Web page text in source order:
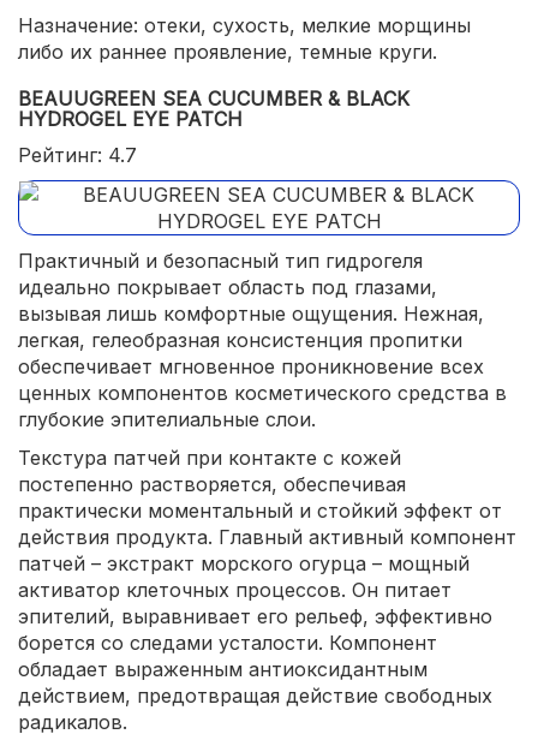
Назначение: отеки, сухость, мелкие морщины
либо их раннее проявление, темные круги.
BEAUUGREEN SEA CUCUMBER & BLACK
HYDROGEL EYE PATCH
Рейтинг: 4.7
Практичный и безопасный тип гидрогеля
идеально покрывает область под глазами,
вызывая лишь комфортные ощущения. Нежная,
легкая, гелеобразная консистенция пропитки
обеспечивает мгновенное проникновение всех
ценных компонентов косметического средства в
глубокие эпителиальные слои.
Текстура патчей при контакте с кожей
постепенно растворяется, обеспечивая
практически моментальный и стойкий эффект от
действия продукта. Главный активный компонент
патчей – экстракт морского огурца – мощный
активатор клеточных процессов. Он питает
эпителий, выравнивает его рельеф, эффективно
борется со следами усталости. Компонент
обладает выраженным антиоксидантным
действием, предотвращая действие свободных
радикалов.